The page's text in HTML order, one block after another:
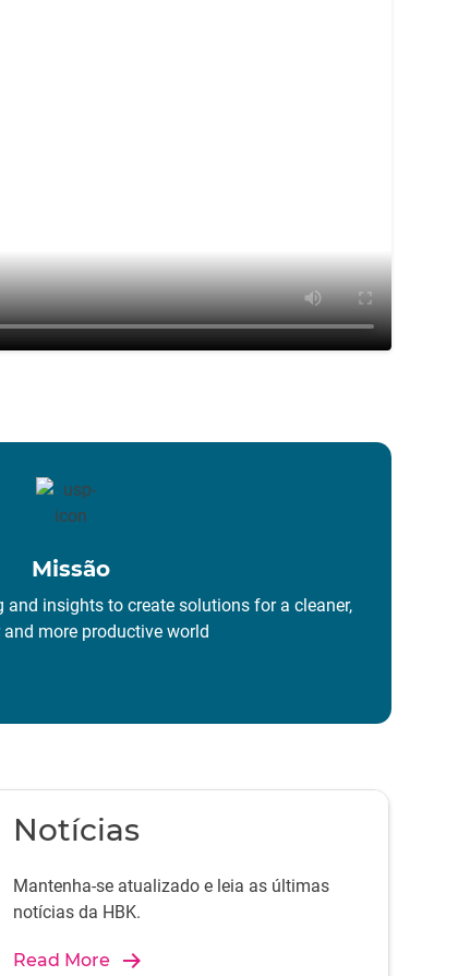
Missão
and insights to create solutions for a cleaner,
and more productive world
Notícias
Mantenha-se atualizado e leia as últimas
notícias da HBK.
Read More